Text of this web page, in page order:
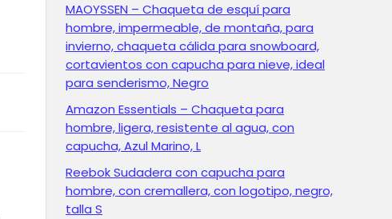
MAOYSSEN – Chaqueta de esquí para
hombre, impermeable, de montaña, para
invierno, chaqueta cálida para snowboard,
cortavientos con capucha para nieve, ideal
para senderismo, Negro
Amazon Essentials – Chaqueta para
hombre, ligera, resistente al agua, con
capucha, Azul Marino, L
Reebok Sudadera con capucha para
hombre, con cremallera, con logotipo, negro,
talla S